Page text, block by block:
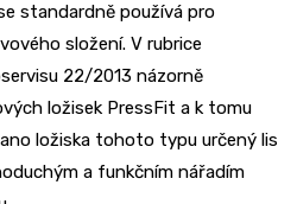
standardně používá pro
složení. V rubrice
22/2013 názorně
ložisek PressFit a k tomu
ložiska tohoto typu určený lis
a funkčním nářadím